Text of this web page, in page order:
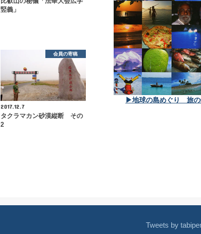
竪義」
会員の寄稿
2017.12.7
タクラマカン砂漠縦断 その
2
▶地球の島めぐり 旅
Tweets by